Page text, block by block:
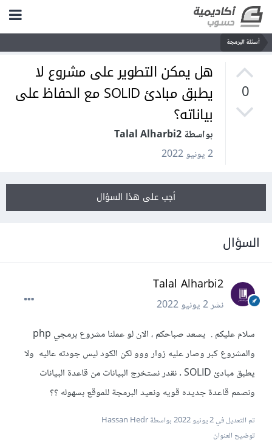
أسئلة البرمجة
0
هل يمكن التطوير على مشروع لا
يطبق مبادئ SOLID مع الحفاظ على
بياناته؟
بواسطة Talal Alharbi2
2 يونيو 2022
أجب على هذا السؤال
السؤال
Talal Alharbi2
نشر2 يونيو 2022
سلام عليكم . يسعد صباحكم ، الان لو عملنا مشروع برمجي php
والمشروع كبر وصار عليه زوار ووو لكن الكود ليس جودته عاليه ولا
يطبق مبادئ SOLID . نقدر نستخرج البيانات من قاعدة البيانات
ونصمم قاعدة جديده قويه ونعيد البرمجة للموقع بسهوله ؟؟
تم التعديل في2 يونيو 2022
بواسطة Hassan Hedr
توضيح العنوان